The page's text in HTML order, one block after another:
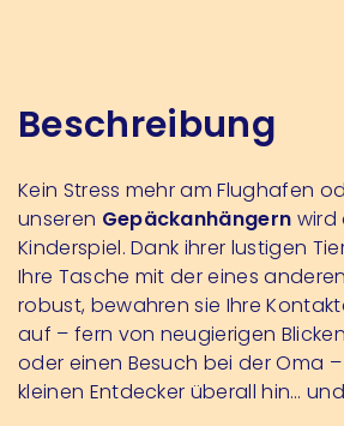
Beschreibung
Kein Stress mehr am Flughafen
unseren Gepäckanhängern wird
Kinderspiel. Dank ihrer lustigen
Ihre Tasche mit der eines
robust, bewahren sie Ihre
auf – fern von neugierigen
oder einen Besuch bei der Oma
kleinen Entdecker überall hin…